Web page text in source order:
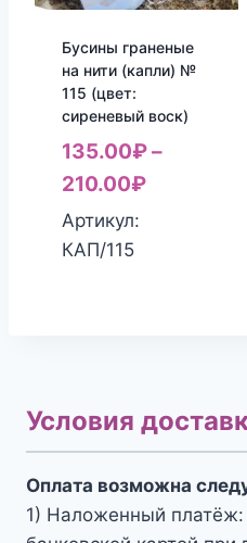
Бусины граненые
на нити (капли) №
115 (цвет:
сиреневый воск)
135.00₽–
210.00₽
Артикул:
КАП/115
Условия
Оплата возможна
1) Наложенный